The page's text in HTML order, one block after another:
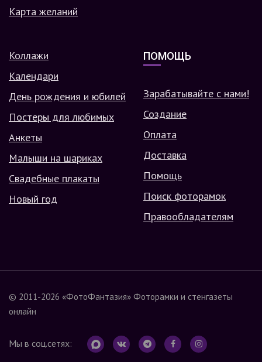
Карта желаний
Коллажи
Календари
День рождения и юбилей
Постеры для любимых
Анкеты
Малыши на шариках
Свадебные плакаты
Новый год
ПОМОЩЬ
Зарабатывайте с нами!
Создание
Оплата
Доставка
Помощь
Поиск фоторамок
Правообладателям
© 2011-2026 «ФотоФантазия» Фоторамки и стенгазеты
онлайн
Мы в соц.сетях: